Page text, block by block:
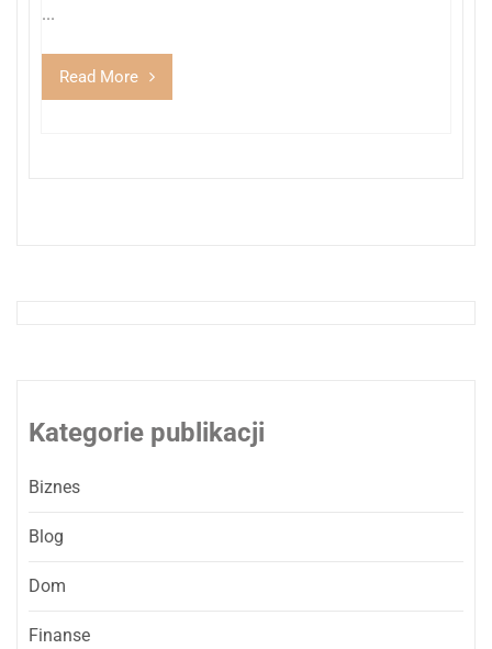
...
Read More
Kategorie publikacji
Biznes
Blog
Dom
Finanse